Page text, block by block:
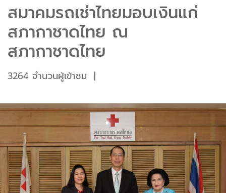
สมาคมรถเช่าไทยมอบเงินแก่
สภากาชาดไทย ณ
สภากาชาดไทย
3264 จำนวนผู้เข้าชม |